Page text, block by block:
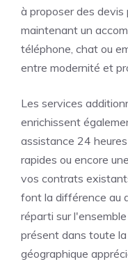
à proposer des
maintenant un
téléphone, chat ou
entre modernité et
Les services
enrichissent
assistance 24
rapides ou encore
vos contrats
font la différence au
réparti sur
présent dans toute
géographique